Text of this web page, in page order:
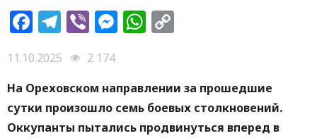
Facebook
Telegram
ViberMessenger
WhatsApp
11.10.2025
2 174
На Ореховском направлении за прошедшие
сутки произошло семь боевых столкновений.
Оккупанты пытались продвинуться вперед в